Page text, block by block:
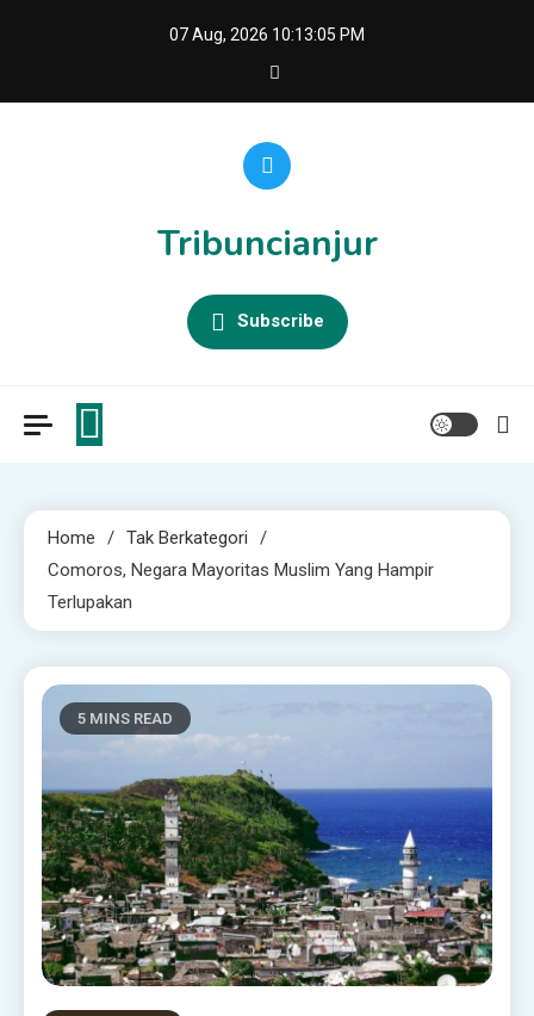
07 Aug, 2026 10:13:06 PM
Tribuncianjur
Subscribe
Home
Tak Berkategori
Comoros, Negara Mayoritas Muslim Yang Hampir
Terlupakan
5 MINS READ